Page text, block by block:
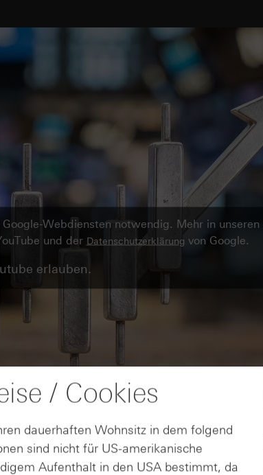
Webdiensten notwendig. Mehr in unseren
und der Datenschutzerklärung von Google.
erlauben.
/ Cookies
dauerhaften Wohnsitz in dem folgend
sind nicht für US-amerikanische
Aufenthalt in den USA bestimmt, da